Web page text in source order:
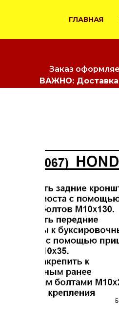
ГЛАВНАЯ
Заказ
ВАЖНО: Доставка